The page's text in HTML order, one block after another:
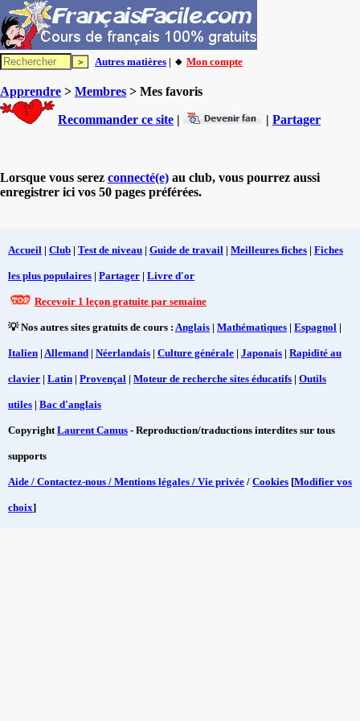
Autres matières | 🔸 Mon compte
Apprendre > Membres > Mes favoris
Recommander ce site | | Partager
Lorsque vous serez connecté(e) au club, vous pourrez aussi
enregistrer ici vos 50 pages préférées.
Accueil | Club | Test de niveau | Guide de travail | Meilleures fiches | Fiches
les plus populaires | Partager | Livre d'or
Recevoir 1 leçon gratuite par semaine
💡 Nos autres sites gratuits de cours : Anglais | Mathématiques | Espagnol |
Italien | Allemand | Néerlandais | Culture générale | Japonais | Rapidité au
clavier | Latin | Provençal | Moteur de recherche sites éducatifs | Outils
utiles | Bac d'anglais
CopyrightLaurent Camus - Reproduction/traductions interdites sur tous
supports
Aide / Contactez-nous / Mentions légales / Vie privée / Cookies [Modifier vos
choix]